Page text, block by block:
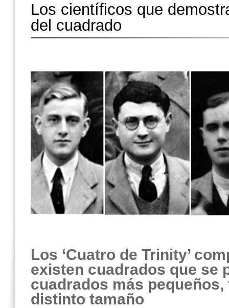
Los científicos que
del cuadrado
Los ‘Cuatro de Trinity’
existen cuadrados que se
cuadrados más
distinto tamaño